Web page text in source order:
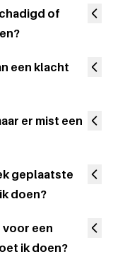
of
een klacht
er mist een
geplaatste
doen?
voor een
ik doen?